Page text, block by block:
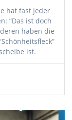
hat fast jeder
“Das ist doch
haben die
ist.